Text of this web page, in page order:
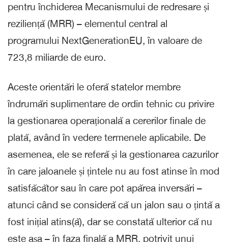
pentru închiderea Mecanismului de redresare și
reziliență (MRR) – elementul central al
programului NextGenerationEU, în valoare de
723,8 miliarde de euro.
Aceste orientări le oferă statelor membre
îndrumări suplimentare de ordin tehnic cu privire
la gestionarea operațională a cererilor finale de
plată, având în vedere termenele aplicabile. De
asemenea, ele se referă și la gestionarea cazurilor
în care jaloanele și țintele nu au fost atinse în mod
satisfăcător sau în care pot apărea inversări –
atunci când se consideră că un jalon sau o țintă a
fost inițial atins(ă), dar se constată ulterior că nu
este așa – în faza finală a MRR, potrivit unui